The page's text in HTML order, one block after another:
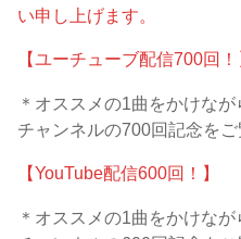
い申し上げます。
【ユーチューブ配信700回！
＊オススメの1曲をかけな
チャンネルの700回記念をご
【YouTube配信600回！】
＊オススメの1曲をかけな